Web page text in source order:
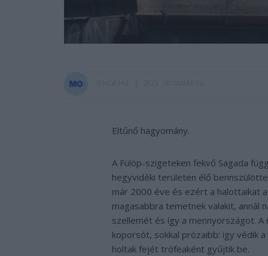
Eltűnő hagyomány.
A Fülöp-szigeteken fekvő Sagada
hegyvidéki területen élő
már 2000 éve és ezért a halottaikat
magasabbra temetnek valakit, annál
szellemét és így a mennyországot. A
koporsót, sokkal prózaibb: így védik
holtak fejét trófeaként gyűjtik be.